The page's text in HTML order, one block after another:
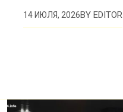
14 ИЮЛЯ, 2026BYEDITOR